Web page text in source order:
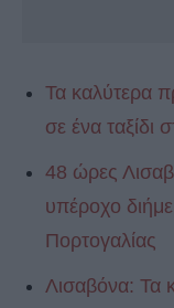
Τα καλύτερα
σε ένα ταξίδι
48 ώρες
υπέροχο
Πορτογαλίας
Λισαβόνα: Τα